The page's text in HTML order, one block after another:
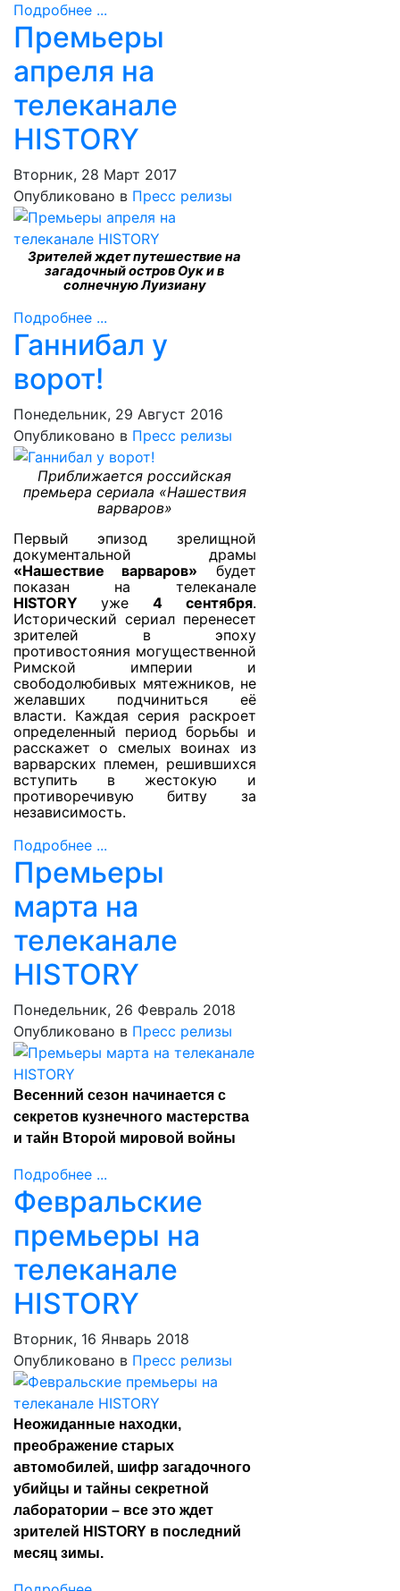
Подробнее ...
Премьеры
апреля на
телеканале
HISTORY
Вторник, 28 Март 2017
Опубликовано в Пресс релизы
Зрителей ждет путешествие на
загадочный остров Оук и в
солнечную Луизиану
Подробнее ...
Ганнибал у
ворот!
Понедельник, 29 Август 2016
Опубликовано в Пресс релизы
Приближается российская
премьера сериала «Нашествия
варваров»
Первый эпизод зрелищной
документальной драмы
«Нашествие варваров» будет
показан на телеканале
HISTORY уже 4 сентября.
Исторический сериал перенесет
зрителей в эпоху
противостояния могущественной
Римской империи и
свободолюбивых мятежников, не
желавших подчиниться её
власти. Каждая серия раскроет
определенный период борьбы и
расскажет о смелых воинах из
варварских племен, решившихся
вступить в жестокую и
противоречивую битву за
независимость.
Подробнее ...
Премьеры
марта на
телеканале
HISTORY
Понедельник, 26 Февраль 2018
Опубликовано в Пресс релизы
Весенний сезон начинается с
секретов кузнечного мастерства
и тайн Второй мировой войны
Подробнее ...
Февральские
премьеры на
телеканале
HISTORY
Вторник, 16 Январь 2018
Опубликовано в Пресс релизы
Неожиданные находки,
преображение старых
автомобилей, шифр загадочного
убийцы и тайны секретной
лаборатории – все это ждет
зрителей HISTORY в последний
месяц зимы.